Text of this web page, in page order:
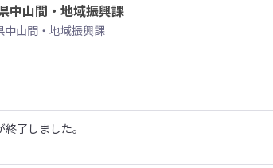
中山間・地域振興課
中山間・地域振興課
了しました。